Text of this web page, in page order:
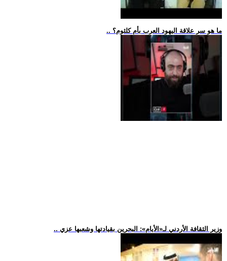
.. ما هو سر علاقة اليهود العرب بأم كلثوم؟
.. وزير الثقافة الأردني لـ«الأيام»: البحرين بقيادتها وشعبها عزي